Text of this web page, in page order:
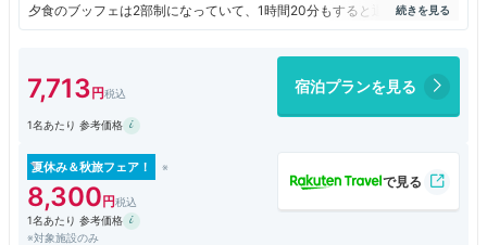
夕食のブッフェは2部制になっていて、1時間20分もすると退出するよう
に促されます。
経年のためそこかしこが劣化していて、値段に比べてあまり満足度は高く
ありませんでした。
来年は別のホテルに宿泊するつもりです。
7,713 宿泊プランを見る
1名あたり 参考価格
夏休み＆秋旅フェア！
8,300
1名あたり 参考価格
※対象施設のみ